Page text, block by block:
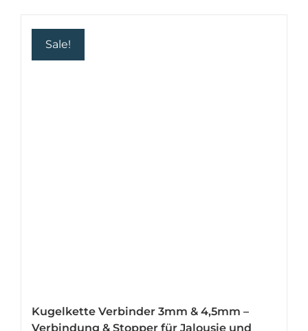
Sale!
Kugelkette Verbinder 3mm & 4,5mm –
Verbindung & Stopper für Jalousie und